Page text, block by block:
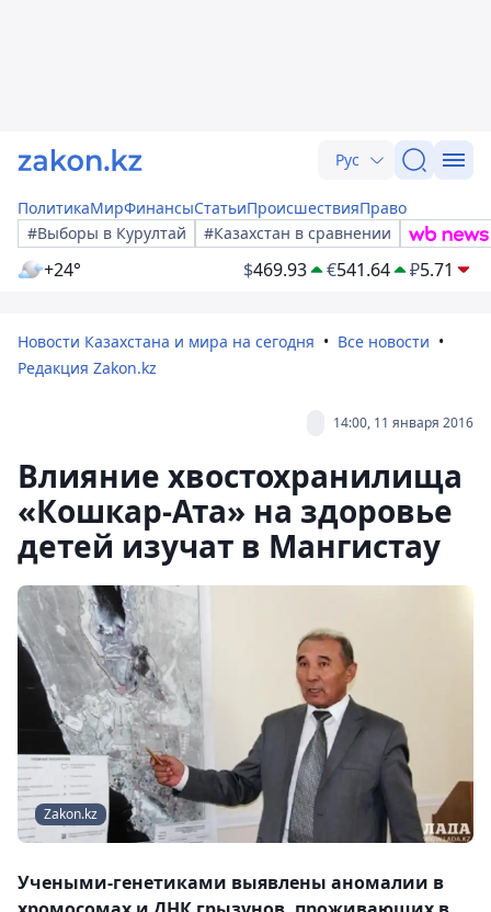
Рус
ПолитикаМирФинансыСтатьиПроисшествияПраво
#Выборы в Курултай
#Казахстан в сравнении
+24° $469.93 €541.64 ₽5.71
Новости Казахстана и мира на сегодня
Все новости
Редакция Zakon.kz
14:00, 11 января 2016
Влияние хвостохранилища
«Кошкар-Ата» на здоровье
детей изучат в Мангистау
Zakon.kz
Учеными-генетиками выявлены аномалии в